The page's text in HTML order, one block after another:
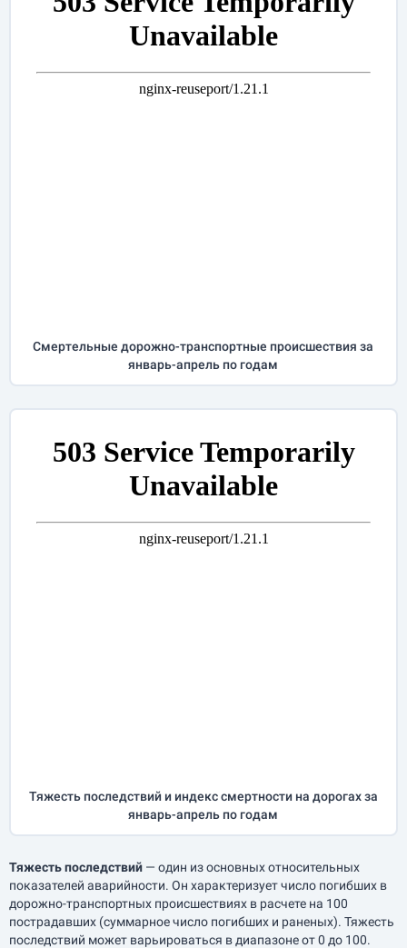
Cмертельные дорожно-транспортные происшествия за
январь-апрель по годам
Тяжесть последствий и индекс смертности на дорогах за
январь-апрель по годам
Тяжесть последствий — один из основных относительных
показателей аварийности. Он характеризует число погибших в
дорожно-транспортных происшествиях в расчете на 100
пострадавших (суммарное число погибших и раненых). Тяжесть
последствий может варьироваться в диапазоне от 0 до 100.